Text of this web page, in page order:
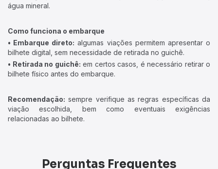
água mineral.
Como funciona o embarque
• Embarque direto: algumas viações permitem apresentar o
bilhete digital, sem necessidade de retirada no guichê.
• Retirada no guichê: em certos casos, é necessário retirar o
bilhete físico antes do embarque.
Recomendação: sempre verifique as regras específicas da
viação escolhida, bem como eventuais exigências
relacionadas ao bilhete.
Perguntas Frequentes